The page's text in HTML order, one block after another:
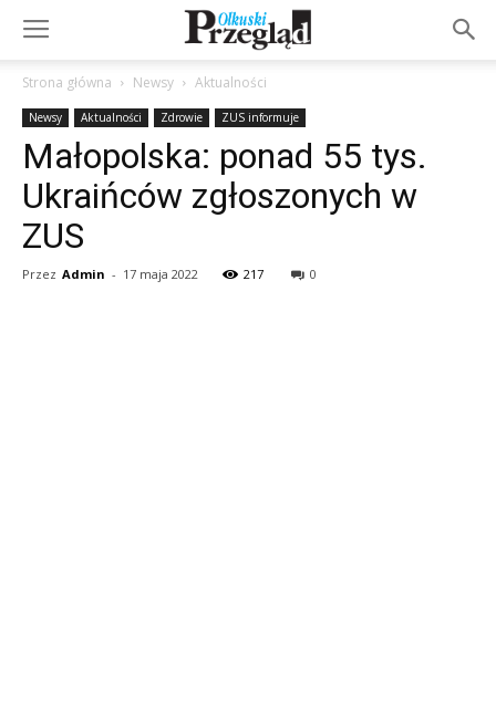
Strona główna Newsy Aktualności
Newsy Aktualności Zdrowie ZUS informuje
Małopolska: ponad 55 tys.
Ukraińców zgłoszonych w
ZUS
Przez Admin - 17 maja 2022 217 0